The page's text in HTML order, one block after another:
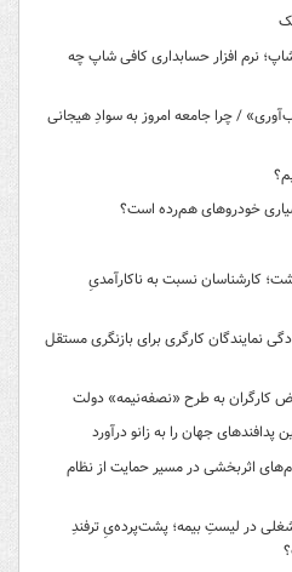
نرم افزار حسابداری کافی شاپ چه
/ چرا جامعه امروز به سوادِ هیجانی
خودروهای هم‌رده است؟
کارشناسان نسبت به ناکارآمدیِ
نمایندگان کارگری برای بازنگری مستقل
کارگران به طرح «نصفه‌نیمه» دولت
پدافندهای جهان را به زانو درآورد
اثربخشی در مسیر حمایت از نظام
در لیستِ بیمه؛ پشت‌پرده‌یِ ترفندِ